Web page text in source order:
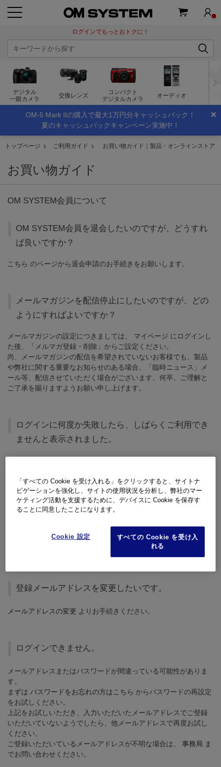
ログインでもっとおトクに！
デジタル
一眼カメラ
交換レンズ
コンパクト
デジタルカメラ
オーディオ
×
OM-5 Mark IIの購入で最大1万円分キャッシュバック！
夏のキャッシュバックキャンペーン実施中！
お買い物ガイド
トップページ ご利用ガイド お買い物ガイド｜製品・オンラインストア
OM SYSTEM会員について
OM SYSTEM会員を退会したいのですが、どうすれ
ば良いですか？
こちら のページから退会申請のお手続きをお願いします。
メールマガジンを配信停止にしたいのですが、どの
ようにすればよいですか？
メールマガジンの設定につきましては、 マイページ にログインし
た後、「メルマガ登録・削除」からご設定ください。
尚、メールマガジンの配信を希望されていないお客様でも、製品
や弊社に関する重要なお知らせのある場合、「臨時ニュース」メ
ール等、配信させていただく場合がございます。何卒、ご理解と
ご了承を賜りますようお願い申し上げます。
ログインに何度か失敗したら、しばらくご利用でき
ませんと表示されました。
お時間をおいてから再度ログインをお試しください。
パスワードをお忘れの方はこちら
からパスワードの再設定をお試
登録メールアドレスを変更したいです。
メールアドレスの変更 よりお手続きください。
ログインできません。
メールアドレスまたはパスワードが間違っている可能性がありま
す。
まずは パスワードをお忘れの方はこちら からパスワードの再設定
をお試しください。
上記をお試しいただき、入力いただいたメールアドレスでご登録
いただいていないようでしたら、他メールアドレスで再度お試し
ください。
ご登録いただいているメールアドレスが不明な場合は、 事務局 ま
でお問い合わせください。
「すべての Cookie を受け入れる」をクリックすると、サイトナ
ビゲーションを強化し、サイトの使用状況を分析し、弊社のマー
ケティング活動を支援するために、デバイスに Cookie を保存す
ることに同意したことになります。
Cookie 設定
すべての Cookie を受け入
れる